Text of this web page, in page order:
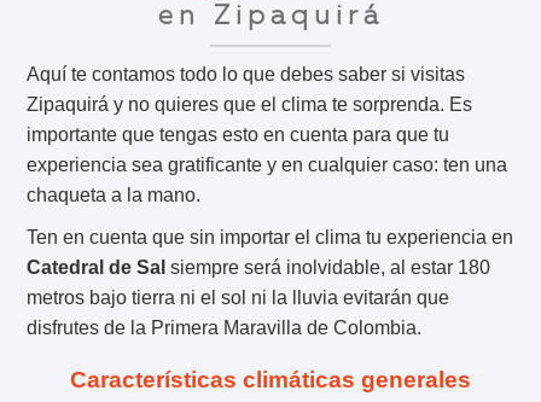
en Zipaquirá
Aquí te contamos todo lo que debes saber si visitas
Zipaquirá y no quieres que el clima te sorprenda. Es
importante que tengas esto en cuenta para que tu
experiencia sea gratificante y en cualquier caso: ten una
chaqueta a la mano.
Ten en cuenta que sin importar el clima tu experiencia en
Catedral de Sal siempre será inolvidable, al estar 180
metros bajo tierra ni el sol ni la lluvia evitarán que
disfrutes de la Primera Maravilla de Colombia.
Características climáticas generales